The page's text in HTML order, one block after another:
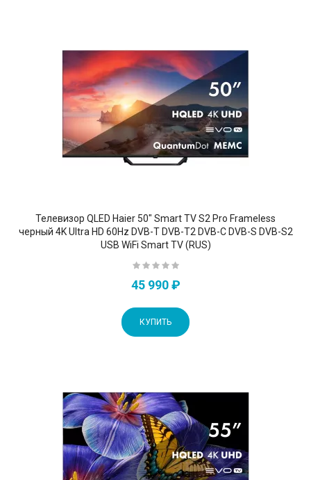
Телевизор QLED Haier 50" Smart TV S2 Pro Frameless
черный 4K Ultra HD 60Hz DVB-T DVB-T2 DVB-C DVB-S DVB-S2
USB WiFi Smart TV (RUS)
45 990 ₽
КУПИТЬ